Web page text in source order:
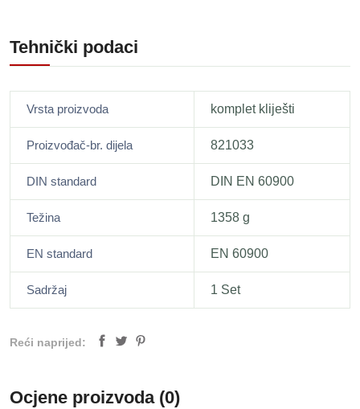
Tehnički podaci
Vrsta proizvoda komplet kliješti
Proizvođač-br. dijela 821033
DIN standard DIN EN 60900
Težina 1358 g
EN standard EN 60900
Sadržaj 1 Set
Reći naprijed:
Ocjene proizvoda (0)